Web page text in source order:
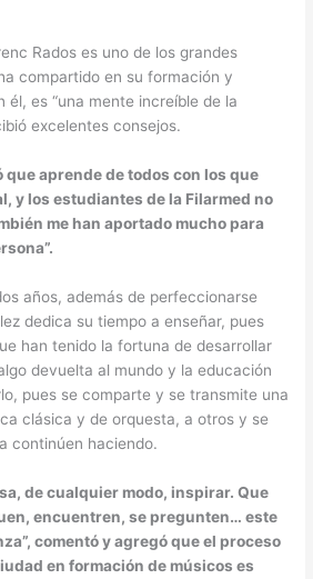
Rados es uno de los grandes
compartido en su formación y
es “una mente increíble de la
excelentes consejos.
que aprende de todos con los que
y los estudiantes de la Filarmed no
me han aportado mucho para
años, además de perfeccionarse
dedica su tiempo a enseñar, pues
han tenido la fortuna de desarrollar
devuelta al mundo y la educación
pues se comparte y se transmite una
clásica y de orquesta, a otros y se
continúen haciendo.
de cualquier modo, inspirar. Que
encuentren, se pregunten… este
comentó y agregó que el proceso
en formación de músicos es